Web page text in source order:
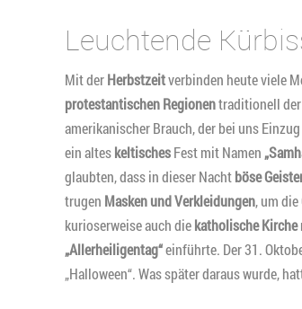
Leuchtende
Mit derHerbstzeitverbinden heute viele
protestantischen Regionentraditionell der
amerikanischer Brauch, der bei uns
ein alteskeltischesFest mit Namen
glaubten, dass in dieser Nachtböse
trugen Masken und Verkleidungen, um
kurioserweise auch diekatholische Kirche
„Allerheiligentag“einführte. Der 31.
„Halloween“. Was später daraus wurde,